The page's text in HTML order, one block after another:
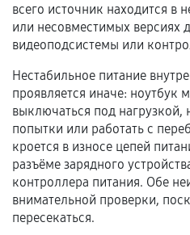
Расширенная
В некоторых случаях
расширенной гарантии.
условия продления
фиксируются в
Когда гарантия не
Нарушение правил
всего источник находится в
или несовместимых версиях
видеоподсистемы или
Нестабильное питание
проявляется иначе: ноутбук
выключаться под нагрузкой,
попытки или работать с
кроется в износе цепей
разъёме зарядного
контроллера питания. Обе
внимательной проверки,
пересекаться.